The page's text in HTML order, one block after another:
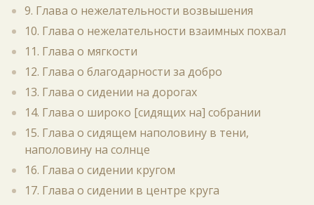
9. Глава о нежелательности возвышения
10. Глава о нежелательности взаимных похвал
11. Глава о мягкости
12. Глава о благодарности за добро
13. Глава о сидении на дорогах
14. Глава о широко [сидящих на] собрании
15. Глава о сидящем наполовину в тени,
наполовину на солнце
16. Глава о сидении кругом
17. Глава о сидении в центре круга